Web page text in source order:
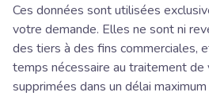
Ces données sont utilisées
votre demande. Elles ne sont ni
des tiers à des fins commerciales,
temps nécessaire au traitement de
supprimées dans un délai